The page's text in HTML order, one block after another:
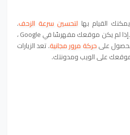
القيام بها لتحسين سرعة الزحف.
سنغطيها في هذا المنشور.إذا لم يكن موقعك مفهرسًا في Google ،
علىحركة مرور مجانية. تعد الزيارات
على الويب ومدونتك.